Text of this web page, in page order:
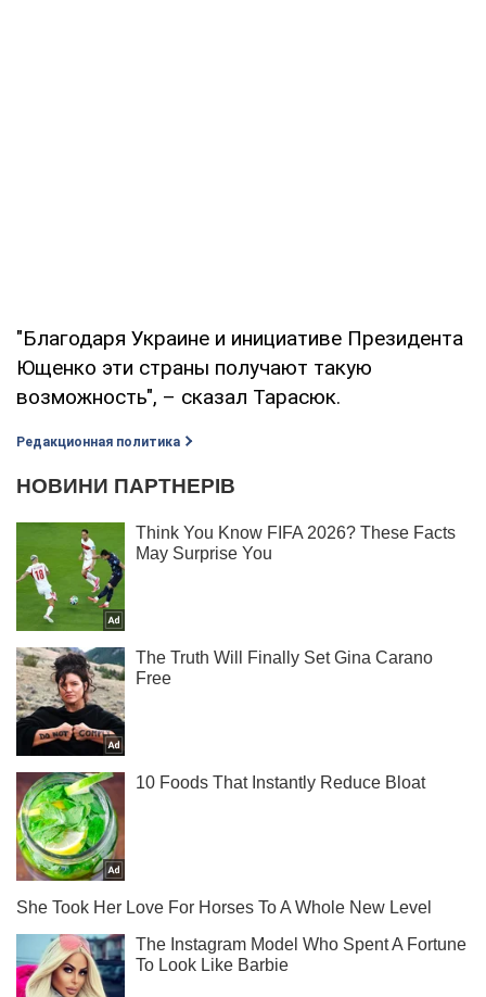
"Благодаря Украине и инициативе Президента
Ющенко эти страны получают такую
возможность", – сказал Тарасюк.
Редакционная политика